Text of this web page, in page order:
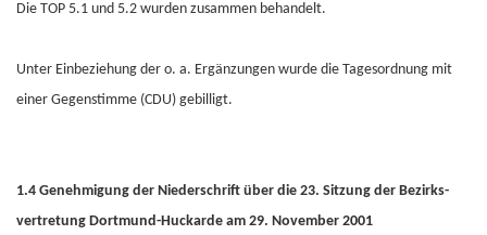
Die TOP 5.1 und 5.2 wurden zusammen behandelt.
Unter Einbeziehung der o. a. Ergänzungen wurde die Tagesordnung mit
einer Gegenstimme (CDU) gebilligt.
1.4 Genehmigung der Niederschrift über die 23. Sitzung der Bezirks-
vertretung Dortmund-Huckarde am 29. November 2001